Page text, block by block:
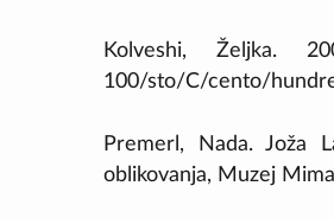
Kolveshi, Željka.
100/sto/C/cento/
Premerl, Nada. Joža
oblikovanja, Muzej